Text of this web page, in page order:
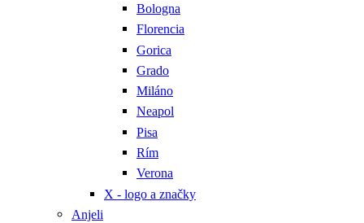
Bologna
Florencia
Gorica
Grado
Miláno
Neapol
Pisa
Rím
Verona
X - logo a značky
Anjeli